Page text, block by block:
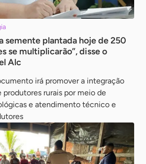
semente plantada hoje de 250
se multiplicarão”, disse o
Alc
irá promover a integração
produtores rurais por meio de
e atendimento técnico e